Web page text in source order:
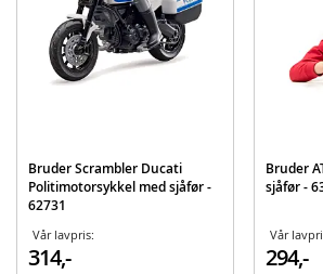
Mål: ca. 14,5 x 6,5 x 8,5 cm
Skala: 1:16
Materiale: plast (ABS)
EAN 4001702630515
Bruder Scrambler Ducati
Politimotorsykkel med sjåfør -
62731
Vår lavpris:
314,-
Bruder
sjåfør -
Vår
294,-